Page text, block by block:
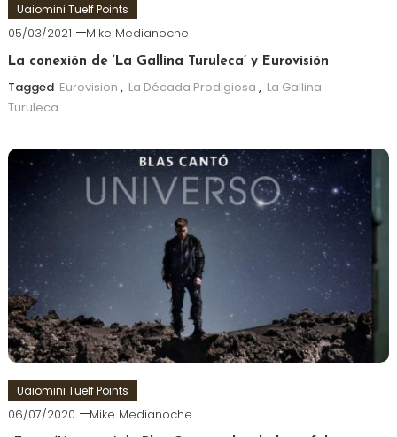
Uaiomini Tuelf Points
05/03/2021 Mike Medianoche
La conexión de ‘La Gallina Turuleca’ y Eurovisión
Tagged Eurovision , La Década Prodigiosa , La Gallina
Turuleca
Uaiomini Tuelf Points
06/07/2020 Mike Medianoche